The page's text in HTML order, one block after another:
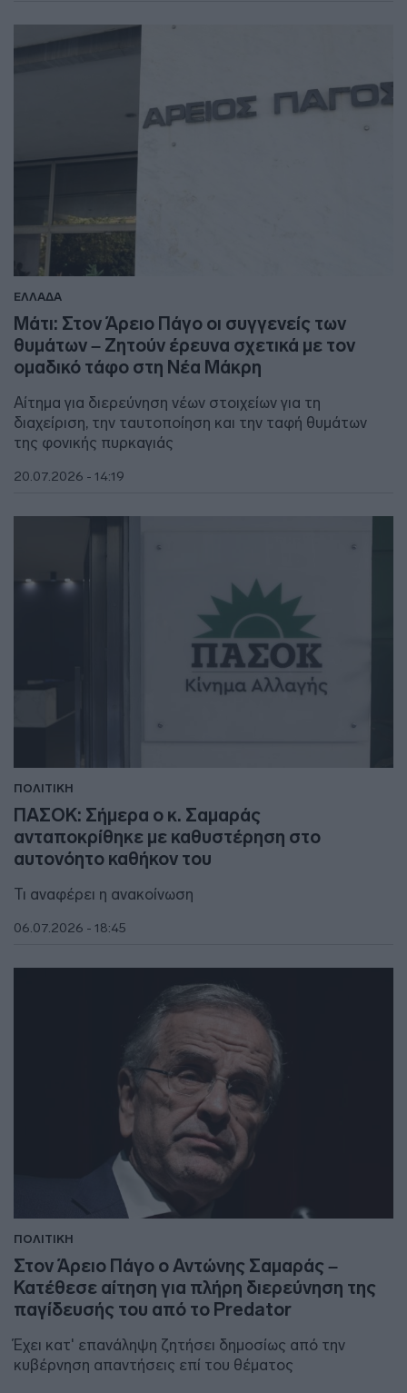
ΕΛΛΑΔΑ
Μάτι: Στον Άρειο Πάγο οι συγγενείς των
θυμάτων – Ζητούν έρευνα σχετικά με τον
ομαδικό τάφο στη Νέα Μάκρη
Αίτημα για διερεύνηση νέων στοιχείων για τη
διαχείριση, την ταυτοποίηση και την ταφή θυμάτων
της φονικής πυρκαγιάς
20.07.2026 - 14:19
ΠΟΛΙΤΙΚΗ
ΠΑΣΟΚ: Σήμερα ο κ. Σαμαράς
ανταποκρίθηκε με καθυστέρηση στο
αυτονόητο καθήκον του
Τι αναφέρει η ανακοίνωση
06.07.2026 - 18:45
ΠΟΛΙΤΙΚΗ
Στον Άρειο Πάγο ο Αντώνης Σαμαράς –
Κατέθεσε αίτηση για πλήρη διερεύνηση της
παγίδευσής του από το Predator
Έχει κατ' επανάληψη ζητήσει δημοσίως από την
κυβέρνηση απαντήσεις επί του θέματος